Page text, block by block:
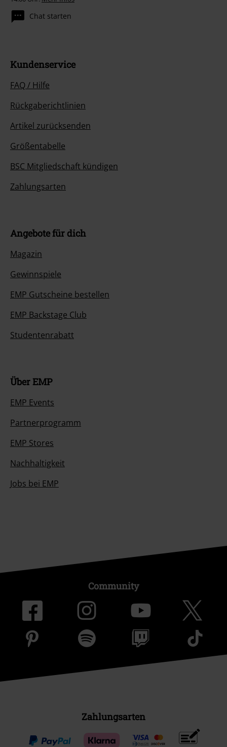
Chat starten
Kundenservice
FAQ / Hilfe
Rückgaberichtlinien
Artikel zurücksenden
Größentabelle
BSC Mitgliedschaft kündigen
Zahlungsarten
Angebote für dich
Magazin
Gewinnspiele
EMP Gutscheine bestellen
EMP Backstage Club
Studentenrabatt
Über EMP
EMP Events
Partnerprogramm
EMP Stores
Nachhaltigkeit
Jobs bei EMP
Community
Zahlungsarten